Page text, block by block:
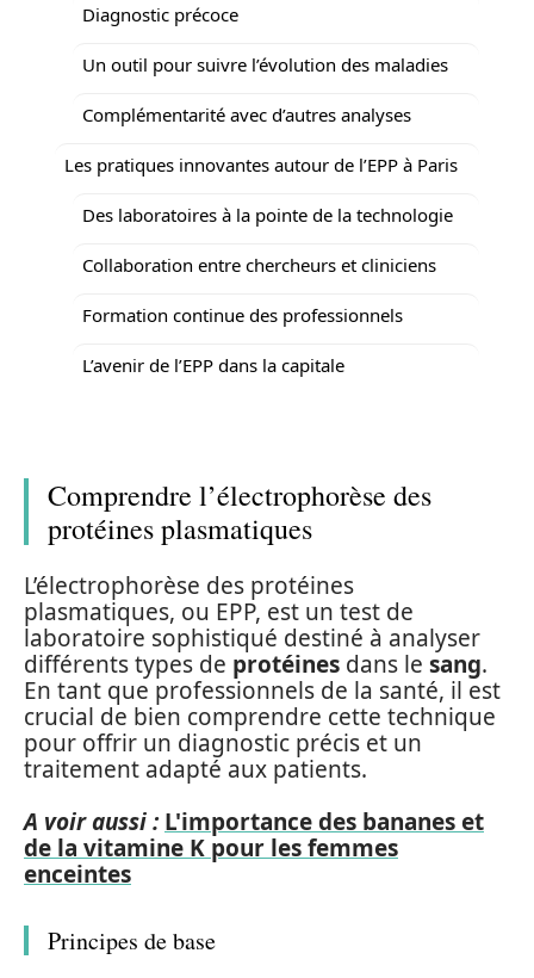
Diagnostic précoce
Un outil pour suivre l’évolution des maladies
Complémentarité avec d’autres analyses
Les pratiques innovantes autour de l’EPP à Paris
Des laboratoires à la pointe de la technologie
Collaboration entre chercheurs et cliniciens
Formation continue des professionnels
L’avenir de l’EPP dans la capitale
Comprendre l’électrophorèse des
protéines plasmatiques
L’électrophorèse des protéines
plasmatiques, ou EPP, est un test de
laboratoire sophistiqué destiné à analyser
différents types de protéines dans le sang.
En tant que professionnels de la santé, il est
crucial de bien comprendre cette technique
pour offrir un diagnostic précis et un
traitement adapté aux patients.
A voir aussi : L'importance des bananes et
de la vitamine K pour les femmes
enceintes
Principes de base